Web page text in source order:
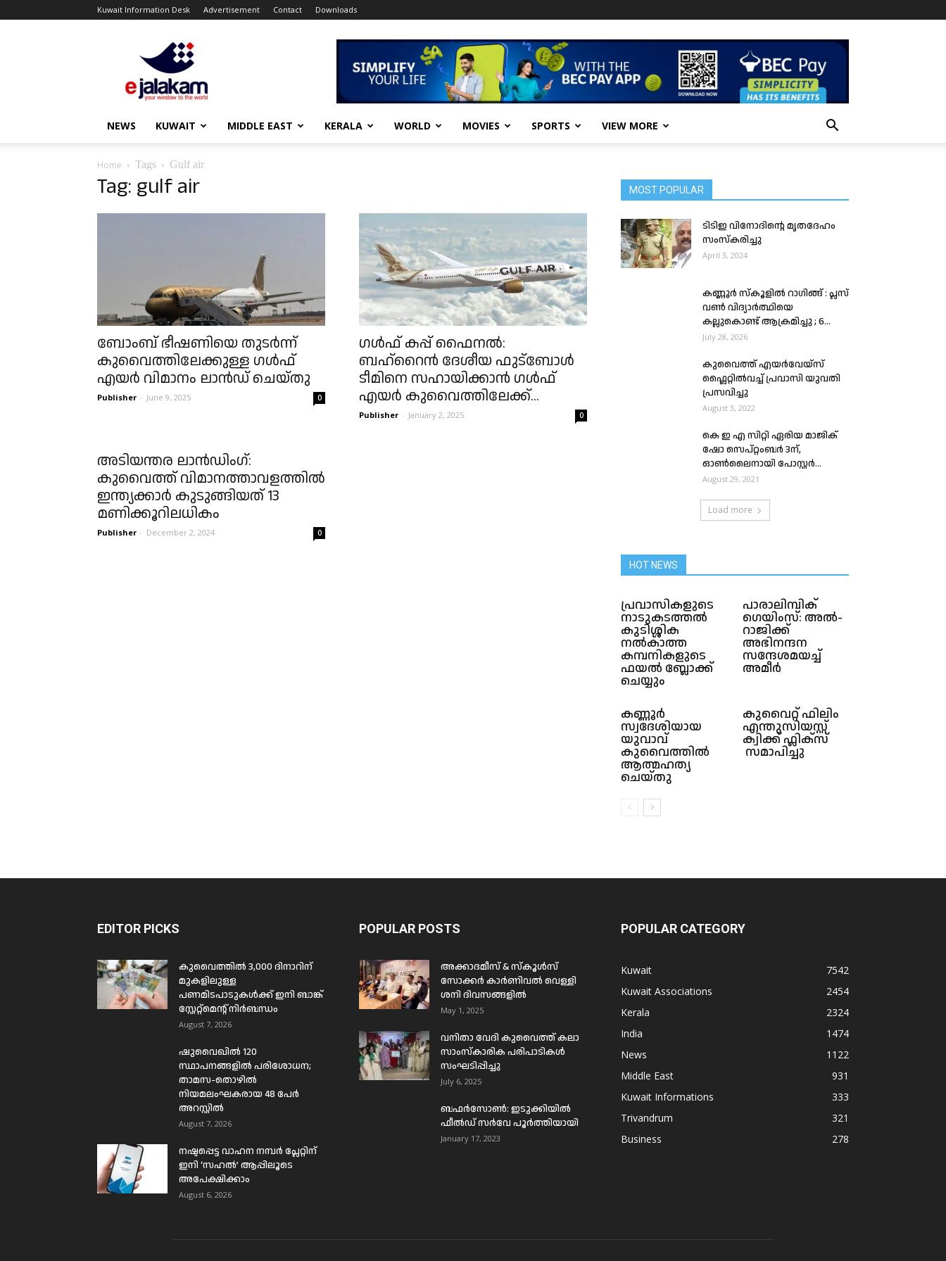
Kuwait Information Desk Advertisement Contact Downloads
ejalakam
NEWS KUWAIT MIDDLE EAST KERALA WORLD MOVIES SPORTS VIEW MORE
Home Tags Gulf air
Tag: gulf air
ബോംബ് ഭീഷണിയെ തുടർന്ന്
കുവൈത്തിലേക്കുള്ള ഗൾഫ്
എയർ വിമാനം ലാൻഡ് ചെയ്തു
Publisher - June 9, 2025 0
ഗൾഫ് കപ്പ് ഫൈനൽ:
ബഹ്‌റൈൻ ദേശീയ ഫുട്‌ബോൾ
ടീമിനെ സഹായിക്കാൻ ഗൾഫ്
എയർ കുവൈത്തിലേക്ക്...
Publisher - January 2, 2025 0
അടിയന്തര ലാൻഡിംഗ്:
കുവൈത്ത് വിമാനത്താവളത്തിൽ
ഇന്ത്യക്കാർ കുടുങ്ങിയത് 13
മണിക്കൂറിലധികം
Publisher - December 2, 2024 0
MOST POPULAR
ടിടിഇ വിനോദിന്റെ മൃതദേഹം
സംസ്‌കരിച്ചു
April 3, 2024
കണ്ണൂർ സ്കൂളിൽ റാഗിങ്ങ് : പ്ലസ്
വൺ വിദ്യാർത്ഥിയെ
കല്ലുകൊണ്ട് ആക്രമിച്ചു ; 6...
July 28, 2026
കുവൈത്ത് എയർവേയ്സ്
ഫ്ലൈറ്റിൽവച്ച് പ്രവാസി യുവതി
പ്രസവിച്ചു
August 3, 2022
കെ ഇ എ സിറ്റി ഏരിയ മാജിക്‌
ഷോ സെപ്റ്റംബർ 3ന്,
ഓൺലൈനായി പോസ്റ്റർ...
August 29, 2021
Load more
HOT NEWS
പ്രവാസികളുടെ
നാടുകടത്തൽ
കുടിശ്ശിക
നൽകാത്ത
കമ്പനികളുടെ
ഫയൽ ബ്ലോക്ക്
ചെയ്യും
പാരാലിമ്പിക്
ഗെയിംസ്: അൽ-
റാജിക്ക്
അഭിനന്ദന
സന്ദേശമയച്ച്
അമീർ
കണ്ണൂർ
സ്വദേശിയായ
യുവാവ്
കുവൈത്തിൽ
ആത്മഹത്യ
ചെയ്തു
കുവൈറ്റ് ഫിലിം
എന്തുസിയസ്റ്റ്
ക്വിക്ക് ഫ്ലിക്സ്
സമാപിച്ചു
EDITOR PICKS
കുവൈത്തിൽ 3,000 ദിനാറിന്
മുകളിലുള്ള
പണമിടപാടുകൾക്ക് ഇനി ബാങ്ക്
സ്റ്റേറ്റ്മെന്റ് നിർബന്ധം
August 7, 2026
ഷുവൈഖിൽ 120
സ്ഥാപനങ്ങളിൽ പരിശോധന;
താമസ-തൊഴിൽ
നിയമലംഘകരായ 48 പേർ
അറസ്റ്റിൽ
August 7, 2026
നഷ്ടപ്പെട്ട വാഹന നമ്പർ പ്ലേറ്റിന്
ഇനി ‘സഹൽ’ ആപ്പിലൂടെ
അപേക്ഷിക്കാം
August 6, 2026
POPULAR POSTS
അക്കാദമീസ് & സ്കൂൾസ്
സോക്കർ കാർണിവൽ വെള്ളി
ശനി ദിവസങ്ങളിൽ
May 1, 2025
വനിതാ വേദി കുവൈത്ത് കലാ
സാംസ്കാരിക പരിപാടികൾ
സംഘടിപ്പിച്ചു
July 6, 2025
ബഫര്‍സോണ്‍: ഇടുക്കിയില്‍
ഫീല്‍ഡ് സര്‍വേ പൂര്‍ത്തിയായി
January 17, 2023
POPULAR CATEGORY
Kuwait
7542
Kuwait Associations
2454
Kerala
2324
India
1474
News
1122
Middle East
931
Kuwait Informations
333
Trivandrum
321
Business
278